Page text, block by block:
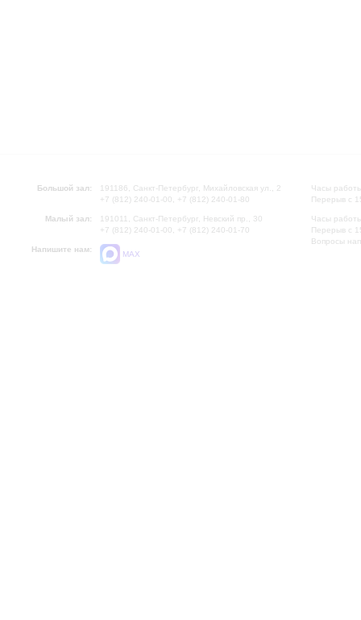
Большой зал:
191186, Санкт-Петербург, Михайловская ул., 2
+7 (812) 240-01-00, +7 (812) 240-01-80
Малый зал:
191011, Санкт-Петербург, Невский пр., 30
+7 (812) 240-01-00, +7 (812) 240-01-70
Напишите нам:
MAX
Часы
Перерыв с
Часы
Перерыв с
Вопросы